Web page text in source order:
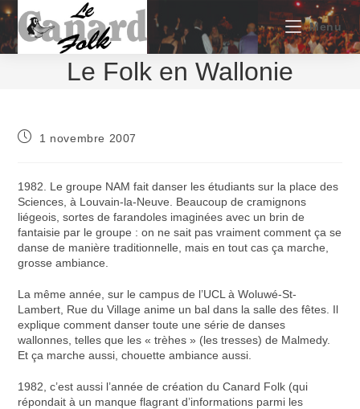
Skip
to
content
Menu
Le Folk en Wallonie
Publication
1 novembre 2007
1982. Le groupe NAM fait danser les étudiants sur la place des
Sciences, à Louvain-la-Neuve. Beaucoup de cramignons
liégeois, sortes de farandoles imaginées avec un brin de
fantaisie par le groupe : on ne sait pas vraiment comment ça se
danse de manière traditionnelle, mais en tout cas ça marche,
grosse ambiance.
La même année, sur le campus de l’UCL à Woluwé-St-
Lambert, Rue du Village anime un bal dans la salle des fêtes. Il
explique comment danser toute une série de danses
wallonnes, telles que les « trèhes » (les tresses) de Malmedy.
Et ça marche aussi, chouette ambiance aussi.
1982, c’est aussi l’année de création du Canard Folk (qui
répondait à un manque flagrant d’informations parmi les